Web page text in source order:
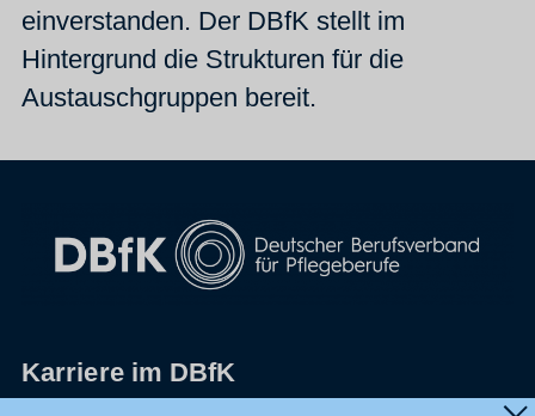
einverstanden. Der DBfK stellt im
Hintergrund die Strukturen für die
Austauschgruppen bereit.
Karriere im DBfK